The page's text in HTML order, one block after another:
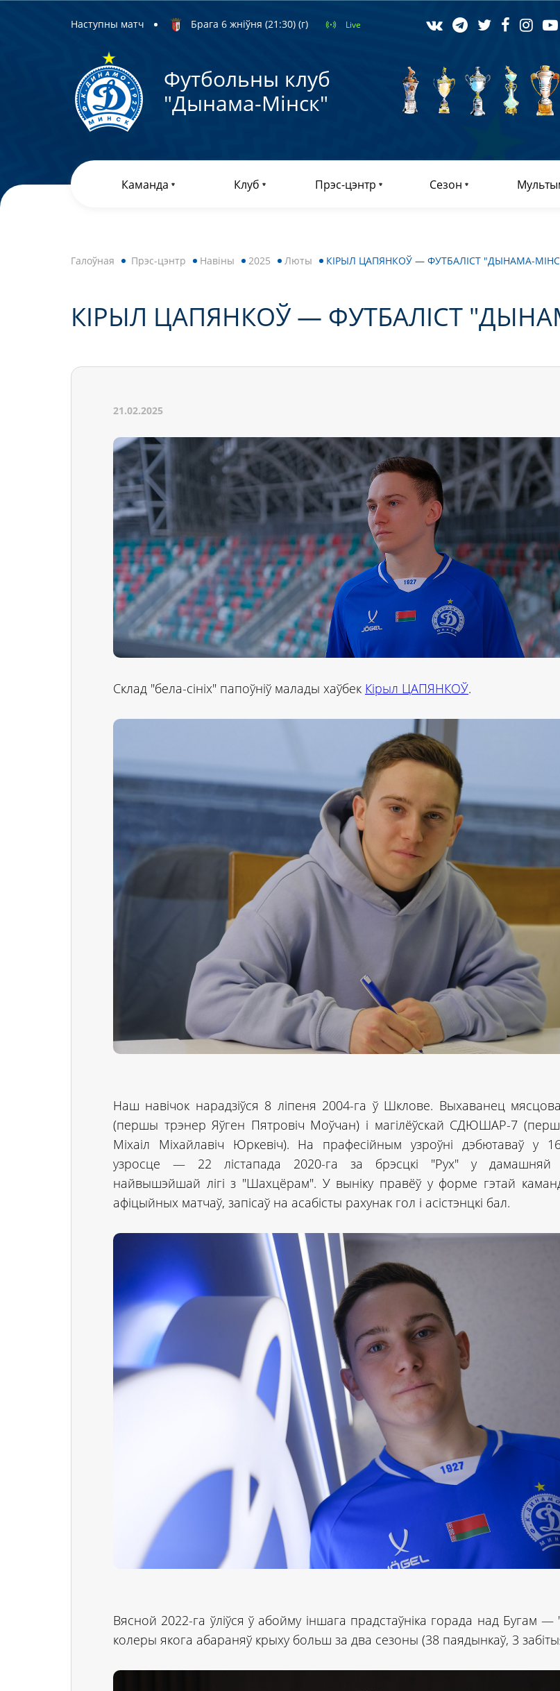
Наступны матч Брага 6 жніўня (21:30) (г) Live
Футбольны клуб
"Дынама-Мiнск"
Каманда Клуб Прэс-цэнтр Сезон
Галоўная Прэс-цэнтр Навiны 2025 Люты КІРЫЛ ЦАПЯНКОЎ — ФУТБАЛІСТ "ДЫНАМА-
КІРЫЛ ЦАПЯНКОЎ — ФУТБАЛІСТ
21.02.2025
Склад "бела-сініх" папоўніў малады хаўбек Кірыл ЦАПЯНКОЎ.
Наш навічок нарадзіўся 8 ліпеня 2004-га ў Шклове. Выхаванец
(першы трэнер Яўген Пятровіч Моўчан) і магілёўскай СДЮШАР-7
Міхаіл Міхайлавіч Юркевіч). На прафесійным узроўні дэбютаваў у
узросце — 22 лістапада 2020-га за брэсцкі "Рух" у дамашняй
найвышэйшай лігі з "Шахцёрам". У выніку правёў у форме гэтай
афіцыйных матчаў, запісаў на асабісты рахунак гол і асістэнцкі бал.
Вясной 2022-га ўліўся ў абойму іншага прадстаўніка горада над Бугам
колеры якога абараняў крыху больш за два сезоны (38 паядынкаў, 3